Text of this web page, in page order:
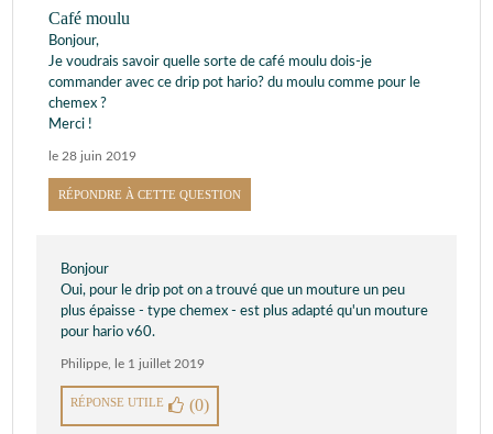
Café moulu
Bonjour,
Je voudrais savoir quelle sorte de café moulu dois-je
commander avec ce drip pot hario? du moulu comme pour le
chemex ?
Merci !
le 28 juin 2019
RÉPONDRE À CETTE QUESTION
Bonjour
Oui, pour le drip pot on a trouvé que un mouture un peu
plus épaisse - type chemex - est plus adapté qu'un mouture
pour hario v60.
Philippe le 1 juillet 2019
RÉPONSE UTILE (0)